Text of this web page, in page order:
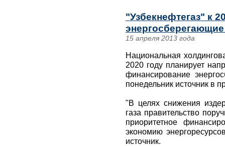
"Узбекнефтегаз" к
15 апреля 2013 года
Национальная
2020 году планирует
финансирование
понедельник источник в
"В целях снижения
газа правительство
приоритетное
экономию
источник.